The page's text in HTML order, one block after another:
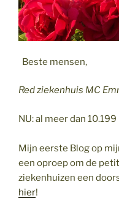
Beste mensen,
Red ziekenhuis MC
NU: al meer dan
Mijn eerste Blog op
een oproep om de
ziekenhuizen een
hier!